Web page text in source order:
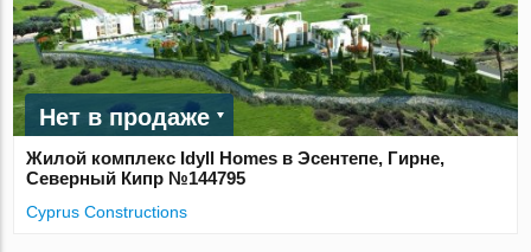
Нет в продаже
Жилой комплекс Idyll Homes в Эсентепе, Гирне,
Северный Кипр №144795
Cyprus Constructions